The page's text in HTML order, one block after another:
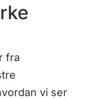
fra
vi ser